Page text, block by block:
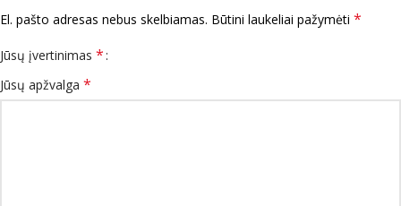
El. pašto adresas nebus skelbiamas. Būtini laukeliai pažymėti *
Jūsų įvertinimas *
Jūsų apžvalga *